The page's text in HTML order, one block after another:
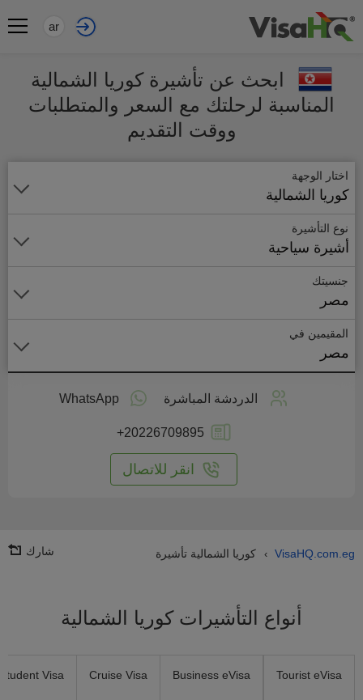
ar
ابحث عن تأشيرة كوريا الشمالية
المناسبة لرحلتك مع السعر والمتطلبات
ووقت التقديم
اختار الوجهة
كوريا الشمالية
نوع التأشيرة
أشيرة سياحية
جنسيتك
مصر
المقيمين في
مصر
الدردشة المباشرة WhatsApp
+20226709895
انقر للاتصال
VisaHQ.com.eg
› كوريا الشمالية تأشيرة شارك
أنواع التأشيرات كوريا الشمالية
Tourist eVisa
Business eVisa
Cruise Visa
Student Visa